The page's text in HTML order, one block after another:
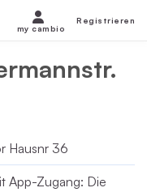
Hausnr 36
App-Zugang: Die
my cambio
Registrieren